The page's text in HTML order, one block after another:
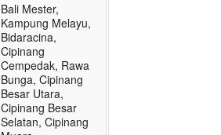
Bali Mester,
Kampung Melayu,
Bidaracina,
Cipinang
Cempedak, Rawa
Bunga, Cipinang
Besar Utara,
Cipinang Besar
Selatan, Cipinang